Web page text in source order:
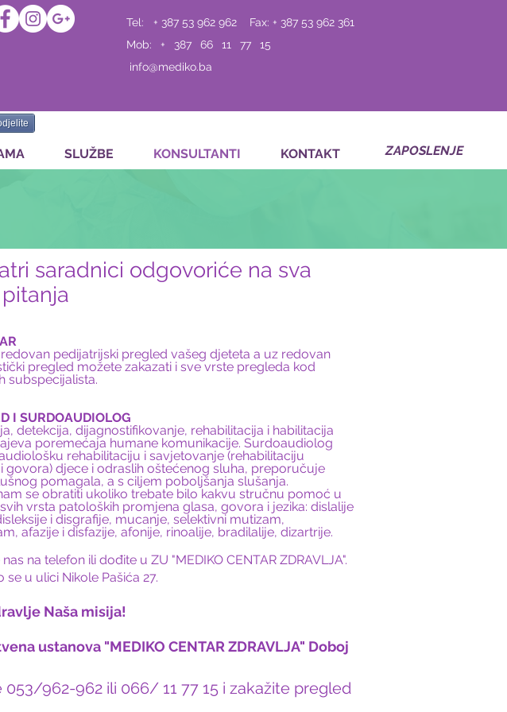
Tel: + 387 53 962 962 Fax: + 387 53 962 361
Mob: + 387 66 11 77 15
info@mediko.ba
SLUŽBE KONSULTANTI KONTAKT ZAPOSLENJE
saradnici odgovoriće na sva
pedijatrijski pregled vašeg djeteta a uz redovan
pregled možete zakazati i sve vrste pregleda kod
subspecijalista.
I SURDOAUDIOLOG
detekcija, dijagnostifikovanje, rehabilitacija i habilitacija
poremećaja humane komunikacije. Surdoaudiolog
rehabilitaciju i savjetovanje (rehabilitaciju
govora) djece i odraslih oštećenog sluha, preporučuje
pomagala, a s ciljem poboljšanja slušanja.
se obratiti ukoliko trebate bilo kakvu stručnu pomoć u
vrsta patoloških promjena glasa, govora i jezika: dislalije
i disgrafije, mucanje, selektivni mutizam,
afazije i disfazije, afonije, rinoalije, bradilalije, dizartrije.
na telefon ili dođite u ZU "MEDIKO CENTAR ZDRAVLJA".
se u ulici Nikole Pašića 27.
Naša misija!
ustanova "MEDIKO CENTAR ZDRAVLJA" Doboj
053/962-962 ili 066/ 11 77 15 i zakažite pregled